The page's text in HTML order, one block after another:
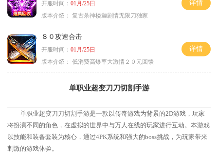
开服时间： 01月/25日
版本介绍： 复古杀神楼迦剧情无限刀独家
详情
８０攻速合击
开服时间： 01月/25日
版本介绍： 低消费高爆率大激情２０元回馈
详情
单职业超变刀刀切割手游
单职业超变刀刀切割手游是一款以传奇游戏为背景的2D游戏，玩家
将扮演不同的角色，在虚拟的世界中与万人在线的玩家进行互动。本游戏
以技能和装备套装为核心，通过4PK系统和强大的boss挑战，为玩家带来
刺激的游戏体验。